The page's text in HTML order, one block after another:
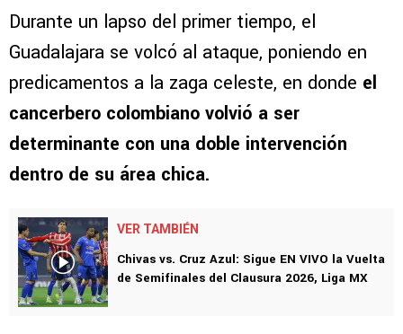
Durante un lapso del primer tiempo, el
Guadalajara se volcó al ataque, poniendo en
predicamentos a la zaga celeste, en donde el
cancerbero colombiano volvió a ser
determinante con una doble intervención
dentro de su área chica.
VER TAMBIÉN
Chivas vs. Cruz Azul: Sigue EN VIVO la Vuelta
de Semifinales del Clausura 2026, Liga MX